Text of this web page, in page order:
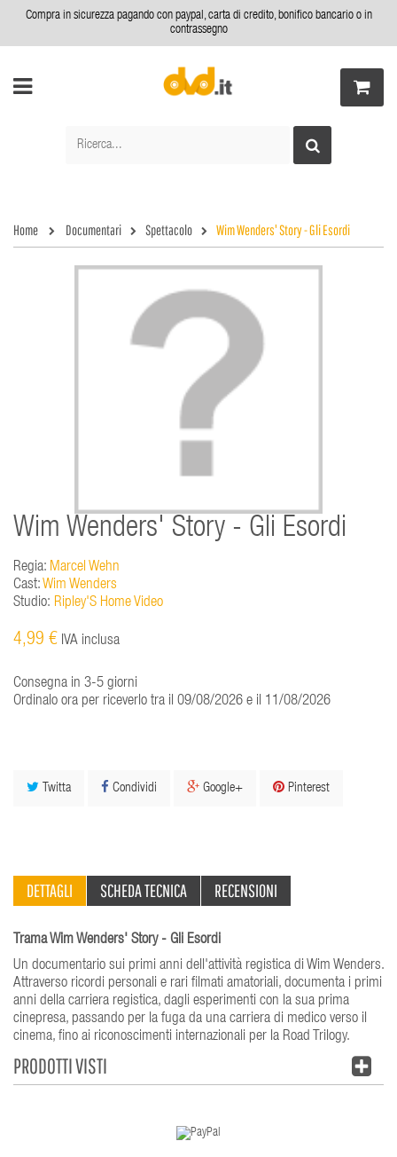
Compra in sicurezza pagando con paypal, carta di credito, bonifico bancario o in
contrassegno
Home Documentari Spettacolo Wim Wenders' Story - Gli Esordi
Wim Wenders' Story - Gli Esordi
Regia: Marcel Wehn
Cast:Wim Wenders
Studio: Ripley'S Home Video
4,99 € IVA inclusa
Consegna in 3-5 giorni
Ordinalo ora per riceverlo tra il 09/08/2026 e il 11/08/2026
Twitta Condividi Google+ Pinterest
DETTAGLI SCHEDA TECNICA RECENSIONI
Trama Wim Wenders' Story - Gli Esordi
Un documentario sui primi anni dell'attività registica di Wim Wenders.
Attraverso ricordi personali e rari filmati amatoriali, documenta i primi
anni della carriera registica, dagli esperimenti con la sua prima
cinepresa, passando per la fuga da una carriera di medico verso il
cinema, fino ai riconoscimenti internazionali per la Road Trilogy.
PRODOTTI VISTI